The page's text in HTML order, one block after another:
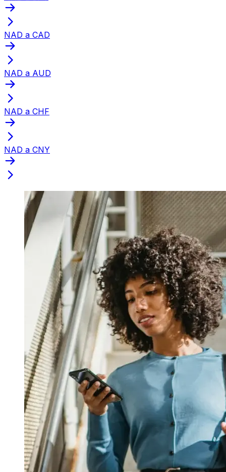
NAD a CAD
NAD a AUD
NAD a CHF
NAD a CNY